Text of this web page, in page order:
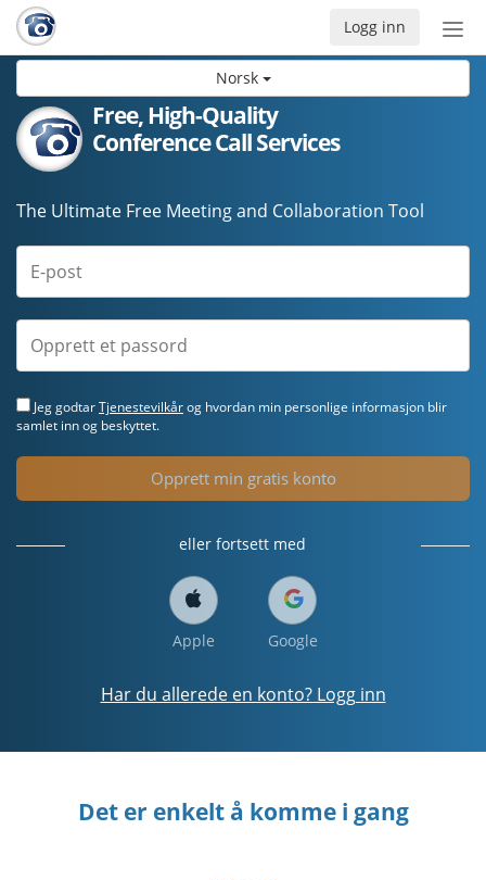
Norsk
Bytt
Logg inn
Free, High-Quality
Conference Call Services
The Ultimate Free Meeting and Collaboration Tool
Jeg godtarTjenestevilkårog hvordan min personlige informasjon blir
samlet inn og beskyttet.
Opprett min gratis konto
eller fortsett med
Apple Google
Har du allerede en konto? Logg inn
Det er enkelt å komme i gang